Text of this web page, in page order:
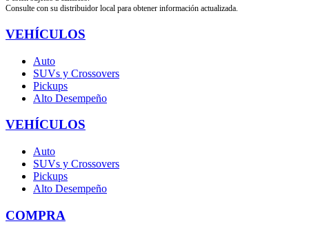
Consulte con su distribuidor local para obtener información actualizada.
VEHÍCULOS
Auto
SUVs y Crossovers
Pickups
Alto Desempeño
VEHÍCULOS
Auto
SUVs y Crossovers
Pickups
Alto Desempeño
COMPRA